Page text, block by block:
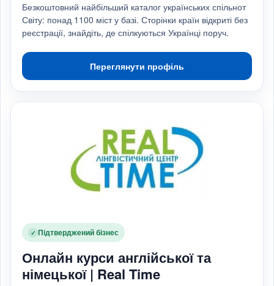
Безкоштовний найбільший каталог українських спільнот
Світу: понад 1100 міст у базі. Сторінки країн відкриті без
реєстрації, знайдіть, де спілкуються Українці поруч.
Переглянути профіль
✓ Підтверджений бізнес
Онлайн курси англійської та
німецької | Real Time